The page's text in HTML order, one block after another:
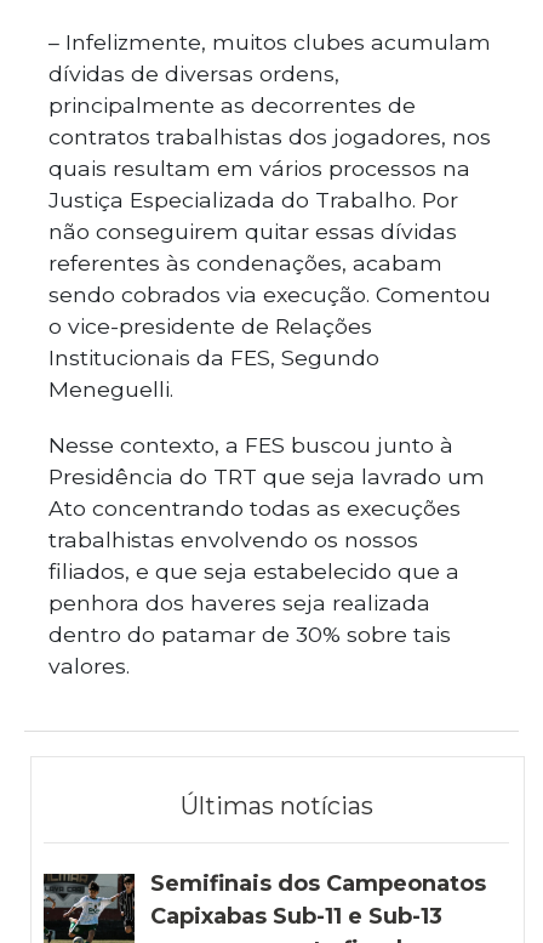
– Infelizmente, muitos clubes acumulam
dívidas de diversas ordens,
principalmente as decorrentes de
contratos trabalhistas dos jogadores, nos
quais resultam em vários processos na
Justiça Especializada do Trabalho. Por
não conseguirem quitar essas dívidas
referentes às condenações, acabam
sendo cobrados via execução. Comentou
o vice-presidente de Relações
Institucionais da FES, Segundo
Meneguelli.
Nesse contexto, a FES buscou junto à
Presidência do TRT que seja lavrado um
Ato concentrando todas as execuções
trabalhistas envolvendo os nossos
filiados, e que seja estabelecido que a
penhora dos haveres seja realizada
dentro do patamar de 30% sobre tais
valores.
Últimas notícias
Semifinais dos Campeonatos
Capixabas Sub-11 e Sub-13